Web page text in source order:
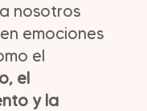
nosotros
emociones
el
el
y la